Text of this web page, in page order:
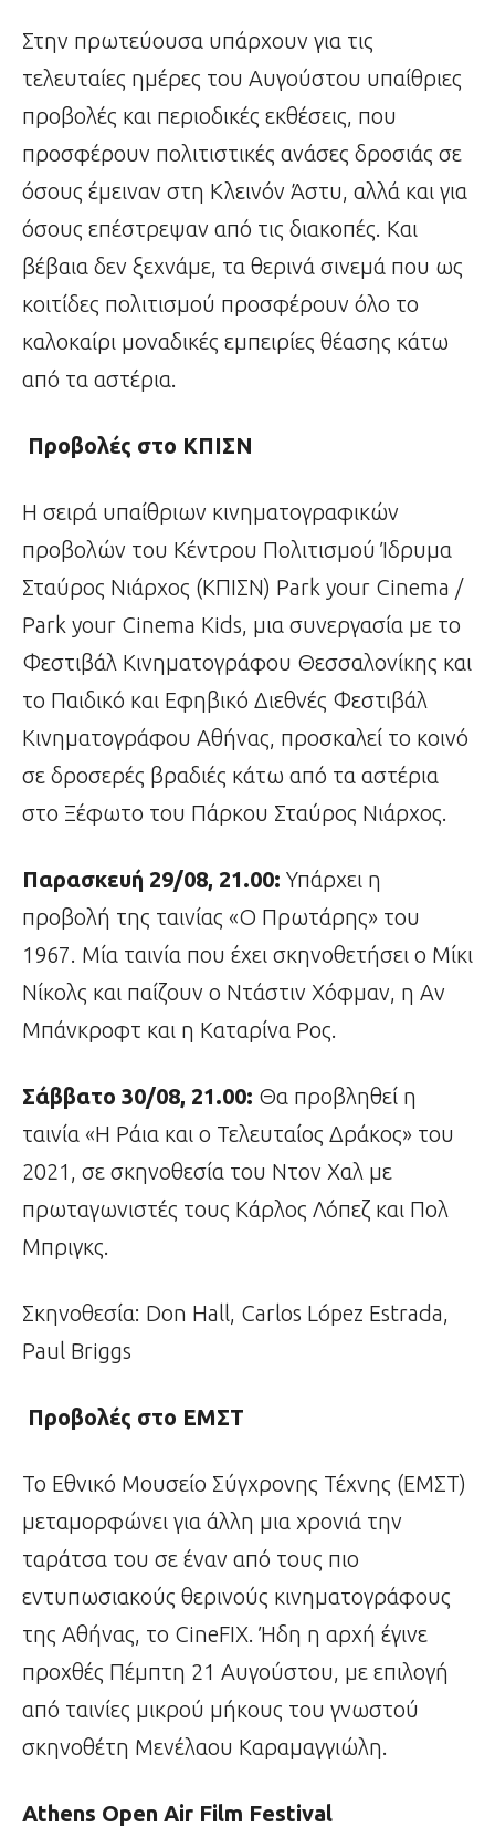
Στην πρωτεύουσα υπάρχουν για τις
τελευταίες ημέρες του Αυγούστου υπαίθριες
προβολές και περιοδικές εκθέσεις, που
προσφέρουν πολιτιστικές ανάσες δροσιάς σε
όσους έμειναν στη Κλεινόν Άστυ, αλλά και για
όσους επέστρεψαν από τις διακοπές. Και
βέβαια δεν ξεχνάμε, τα θερινά σινεμά που ως
κοιτίδες πολιτισμού προσφέρουν όλο το
καλοκαίρι μοναδικές εμπειρίες θέασης κάτω
από τα αστέρια.
Προβολές στο ΚΠΙΣΝ
Η σειρά υπαίθριων κινηματογραφικών
προβολών του Κέντρου Πολιτισμού Ίδρυμα
Σταύρος Νιάρχος (ΚΠΙΣΝ) Park your Cinema /
Park your Cinema Kids, μια συνεργασία με το
Φεστιβάλ Κινηματογράφου Θεσσαλονίκης και
το Παιδικό και Εφηβικό Διεθνές Φεστιβάλ
Κινηματογράφου Αθήνας, προσκαλεί το κοινό
σε δροσερές βραδιές κάτω από τα αστέρια
στο Ξέφωτο του Πάρκου Σταύρος Νιάρχος.
Παρασκευή 29/08, 21.00: Υπάρχει η
προβολή της ταινίας «Ο Πρωτάρης» του
1967. Μία ταινία που έχει σκηνοθετήσει ο Μίκι
Νίκολς και παίζουν ο Ντάστιν Χόφμαν, η Αν
Μπάνκροφτ και η Καταρίνα Ρος.
Σάββατο 30/08, 21.00: Θα προβληθεί η
ταινία «Η Ράια και ο Τελευταίος Δράκος» του
2021, σε σκηνοθεσία του Ντον Χαλ με
πρωταγωνιστές τους Κάρλος Λόπεζ και Πολ
Μπριγκς.
Σκηνοθεσία: Don Hall, Carlos López Estrada,
Paul Briggs
Προβολές στο ΕΜΣΤ
Το Εθνικό Μουσείο Σύγχρονης Τέχνης (EMΣT)
μεταμορφώνει για άλλη μια χρονιά την
ταράτσα του σε έναν από τους πιο
εντυπωσιακούς θερινούς κινηματογράφους
της Αθήνας, το CineFIX. Ήδη η αρχή έγινε
προχθές Πέμπτη 21 Αυγούστου, με επιλογή
από ταινίες μικρού μήκους του γνωστού
σκηνοθέτη Μενέλαου Καραμαγγιώλη.
Athens Open Air Film Festival